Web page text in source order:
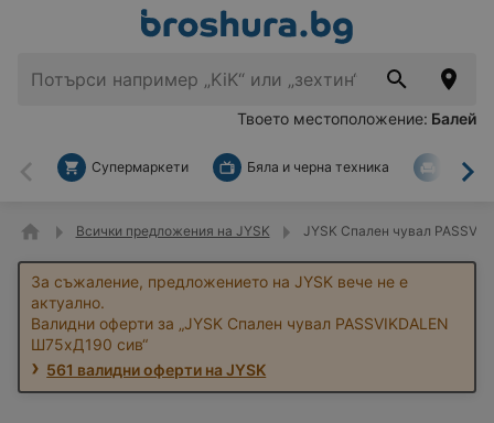
Твоето местоположение: Балей
Назад
Супермаркети Бяла и черна техника За
Всички предложения на JYSK JYSK Спален чувал
За съжаление, предложението на JYSK вече не е
актуално.
Валидни оферти за „JYSK Спален чувал PASSVIKDALEN
Ш75xД190 сив“
561 валидни оферти на JYSK